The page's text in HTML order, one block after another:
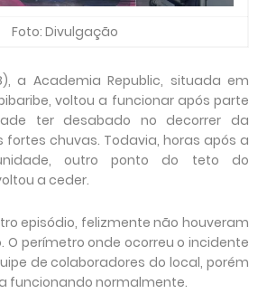
Foto: Divulgação
a Academia Republic, situada em
voltou a funcionar após parte
ter desabado no decorrer da
fortes chuvas. Todavia, horas após a
outro ponto do teto do
a ceder.
episódio, felizmente não houveram
O perímetro onde ocorreu o incidente
de colaboradores do local, porém
funcionando normalmente.